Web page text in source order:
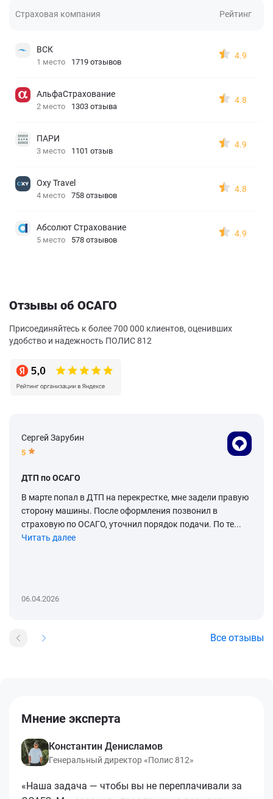
Страховая компания Рейтинг
ВСК
1 место 1719 отзывов
4.9
АльфаСтрахование
2 место 1303 отзыва
4.8
ПАРИ
3 место 1101 отзыв
4.9
Oxy Travel
4 место 758 отзывов
4.8
Абсолют Страхование
5 место 578 отзывов
4.9
Отзывы об ОСАГО
Присоединяйтесь к более 700 000 клиентов, оценивших
удобство и надежность ПОЛИС 812
Сергей Зарубин
5
ДТП по ОСАГО
В марте попал в ДТП на перекрестке, мне задели правую
сторону машины. После оформления позвонил в
страховую по ОСАГО, уточнил порядок подачи. По те...
Читать далее
06.04.2026
Все отзывы
Мнение эксперта
Константин Денисламов
Генеральный директор «Полис 812»
«Наша задача — чтобы вы не переплачивали за